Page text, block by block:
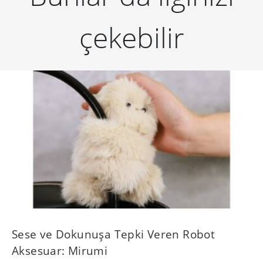
çekebilir
Sese ve Dokunuşa Tepki Veren Robot
Aksesuar: Mirumi